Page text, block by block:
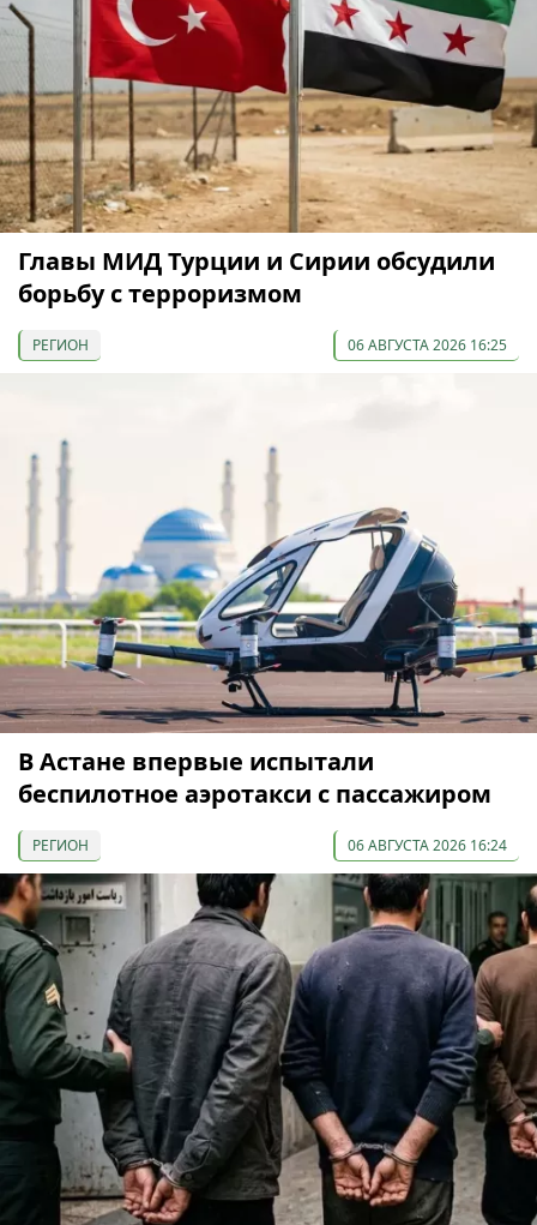
Главы МИД Турции и Сирии обсудили
борьбу с терроризмом
РЕГИОН 06 АВГУСТА 2026 16:25
В Астане впервые испытали
беспилотное аэротакси с пассажиром
РЕГИОН 06 АВГУСТА 2026 16:24